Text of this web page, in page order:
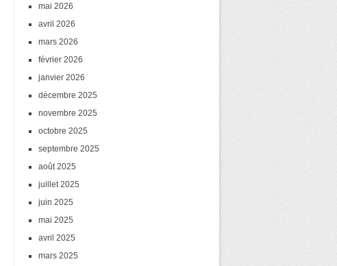
mai 2026
avril 2026
mars 2026
février 2026
janvier 2026
décembre 2025
novembre 2025
octobre 2025
septembre 2025
août 2025
juillet 2025
juin 2025
mai 2025
avril 2025
mars 2025